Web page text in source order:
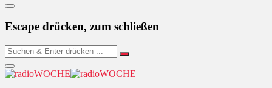
Escape drücken, zum schließen